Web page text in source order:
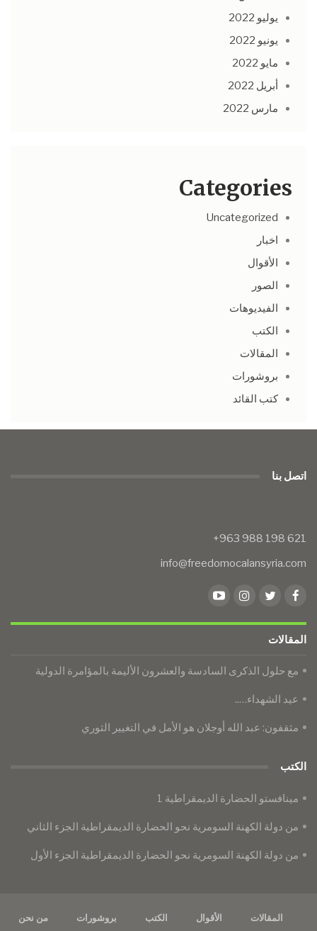
يوليو 2022
يونيو 2022
مايو 2022
أبريل 2022
مارس 2022
Categories
Uncategorized
اخبار
الأقوال
الصور
الفيديوهات
الكتب
المقالات
بروشورات
كتب القائد
اتصل بنا
info@freedomocalansyria.com
المقالات
مع حلول الذكرى السادسة والعشرون الأليمة بالمؤامرة الدولية
عيد الشهداء…..
مثقفون: عبد الله أوجلان هو الأمل في التغيير الثوري
الكتب
مينافستو الحضارة الديمقراطية 1
من دولة الكهنة السومرية نحو الحضارة الديمقراطية الجزء الثاني
من دولة الكهنة السومرية نحو الحضارة الديمقراطية الجزء الأول
المقالات الأقوال الكتب بروشورات من نحن